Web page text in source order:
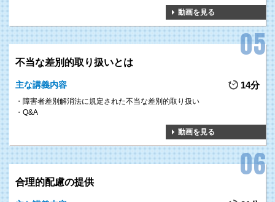
GOAL2
全ての人が働きやすく、
輝ける組織作りを
障害者雇用を実施している組織の中には、採用や定着という面で課題を感じ
ている組織も少なくありません。
本研修で、採用プロセスでの見極めポイントや定着のために必要なフォロー
を学ぶことで、組織全員にとって働きやすい組織作りにつながります。
3
障害者雇用に関する
将来の動向を把握する
動画を見る
不当な差別的取り扱いとは
主な講義内容 14分
障害者差別解消法に規定された不当な差別的取り扱い
Q&A
動画を見る
合理的配慮の提供